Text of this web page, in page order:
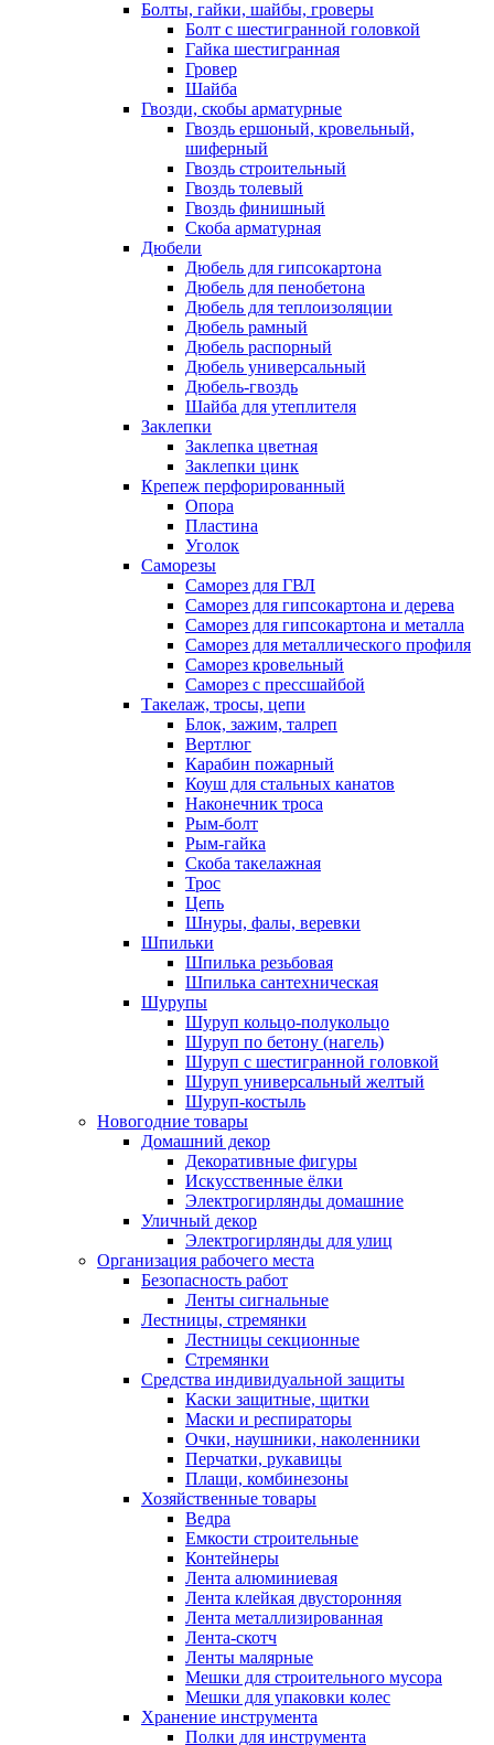
Болты, гайки, шайбы, гроверы
Болт c шестигранной головкой
Гайка шестигранная
Гровер
Шайба
Гвозди, скобы арматурные
Гвоздь ершоный, кровельный,
шиферный
Гвоздь строительный
Гвоздь толевый
Гвоздь финишный
Скоба арматурная
Дюбели
Дюбель для гипсокартона
Дюбель для пенобетона
Дюбель для теплоизоляции
Дюбель рамный
Дюбель распорный
Дюбель универсальный
Дюбель-гвоздь
Шайба для утеплителя
Заклепки
Заклепка цветная
Заклепки цинк
Крепеж перфорированный
Опора
Пластина
Уголок
Саморезы
Саморез для ГВЛ
Саморез для гипсокартона и дерева
Саморез для гипсокартона и металла
Саморез для металлического профиля
Саморез кровельный
Саморез с прессшайбой
Такелаж, тросы, цепи
Блок, зажим, талреп
Вертлюг
Карабин пожарный
Коуш для стальных канатов
Наконечник троса
Рым-болт
Рым-гайка
Скоба такелажная
Трос
Цепь
Шнуры, фалы, веревки
Шпильки
Шпилька резьбовая
Шпилька сантехническая
Шурупы
Шуруп кольцо-полукольцо
Шуруп по бетону (нагель)
Шуруп с шестигранной головкой
Шуруп универсальный желтый
Шуруп-костыль
Новогодние товары
Домашний декор
Декоративные фигуры
Искусственные ёлки
Электрогирлянды домашние
Уличный декор
Электрогирлянды для улиц
Организация рабочего места
Безопасность работ
Ленты сигнальные
Лестницы, стремянки
Лестницы секционные
Стремянки
Средства индивидуальной защиты
Каски защитные, щитки
Маски и респираторы
Очки, наушники, наколенники
Перчатки, рукавицы
Плащи, комбинезоны
Хозяйственные товары
Ведра
Емкости строительные
Контейнеры
Лента алюминиевая
Лента клейкая двусторонняя
Лента металлизированная
Лента-скотч
Ленты малярные
Мешки для строительного мусора
Мешки для упаковки колес
Хранение инструмента
Полки для инструмента